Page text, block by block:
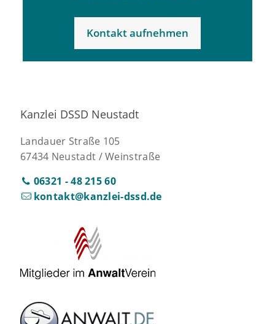
Kontakt aufnehmen
Kanzlei DSSD Neustadt
Landauer Straße 105
67434 Neustadt / Weinstraße
06321 - 48 215 60
kontakt@kanzlei-dssd.de